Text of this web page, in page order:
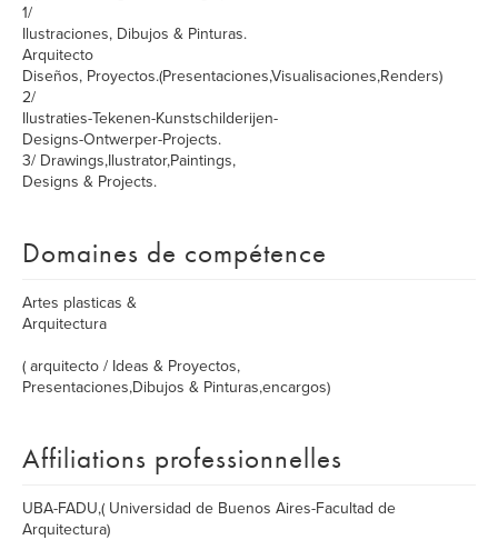
1/
Ilustraciones, Dibujos & Pinturas.
Arquitecto
Diseños, Proyectos.(Presentaciones,Visualisaciones,Renders)
2/
Ilustraties-Tekenen-Kunstschilderijen-
Designs-Ontwerper-Projects.
3/ Drawings,Ilustrator,Paintings,
Designs & Projects.
Domaines de compétence
Artes plasticas &
Arquitectura
( arquitecto / Ideas & Proyectos,
Presentaciones,Dibujos & Pinturas,encargos)
Affiliations professionnelles
UBA-FADU,( Universidad de Buenos Aires-Facultad de
Arquitectura)